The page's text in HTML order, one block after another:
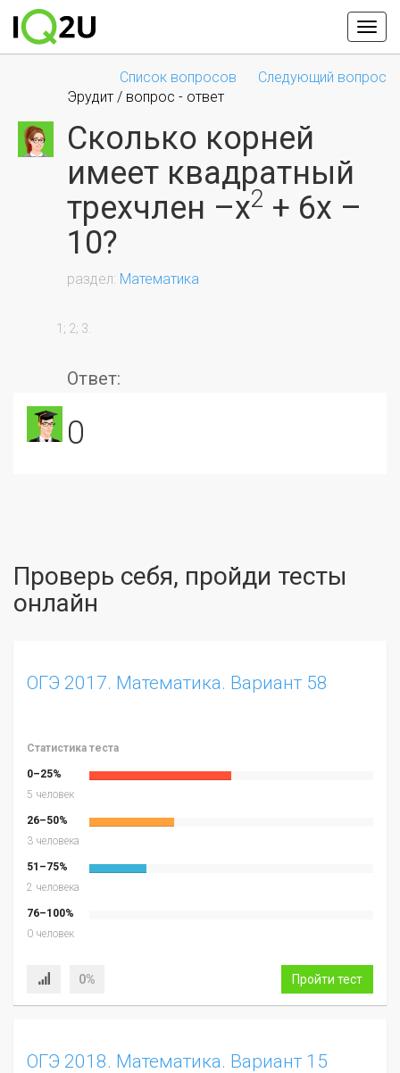
Список вопросов
Следующий вопрос
Эрудит / вопрос - ответ
Сколько корней
имеет квадратный
трехчлен –х2 + 6х –
10?
Математика
Ответ:
0
Проверь себя, пройди тесты
онлайн
ОГЭ 2017. Математика. Вариант 58
Статистика теста
0–25%
5 человек
26–50%
3 человека
51–75%
2 человека
76–100%
0 человек
0% Пройти тест
ОГЭ 2018. Математика. Вариант 15